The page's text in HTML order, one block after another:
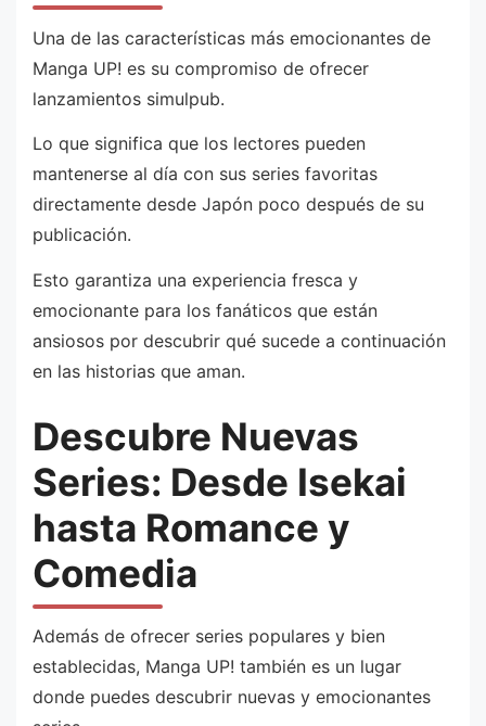
Una de las características más emocionantes de
Manga UP! es su compromiso de ofrecer
lanzamientos simulpub.
Lo que significa que los lectores pueden
mantenerse al día con sus series favoritas
directamente desde Japón poco después de su
publicación.
Esto garantiza una experiencia fresca y
emocionante para los fanáticos que están
ansiosos por descubrir qué sucede a continuación
en las historias que aman.
Descubre Nuevas
Series: Desde Isekai
hasta Romance y
Comedia
Además de ofrecer series populares y bien
establecidas, Manga UP! también es un lugar
donde puedes descubrir nuevas y emocionantes